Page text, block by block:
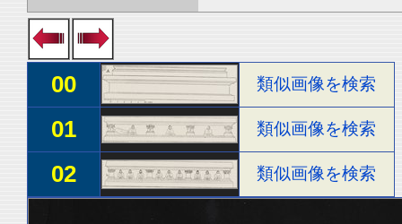
00 類似画像を検索
01 類似画像を検索
02 類似画像を検索